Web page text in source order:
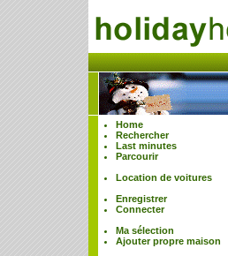
Home
Rechercher
Last minutes
Parcourir
Location de voitures
Enregistrer
Connecter
Ma sélection
Ajouter propre maison